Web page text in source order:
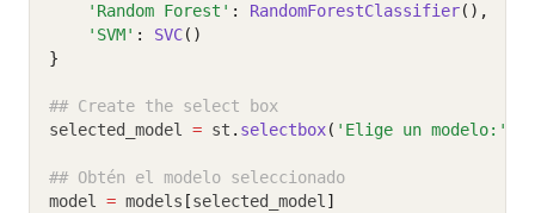
'Random Forest' : RandomForestClassifier(),
'SVM' : SVC()
}
## Create the select box
selected_model = st . selectbox( 'Elige un modelo:'
## Obtén el modelo seleccionado
model = models [selected_model]